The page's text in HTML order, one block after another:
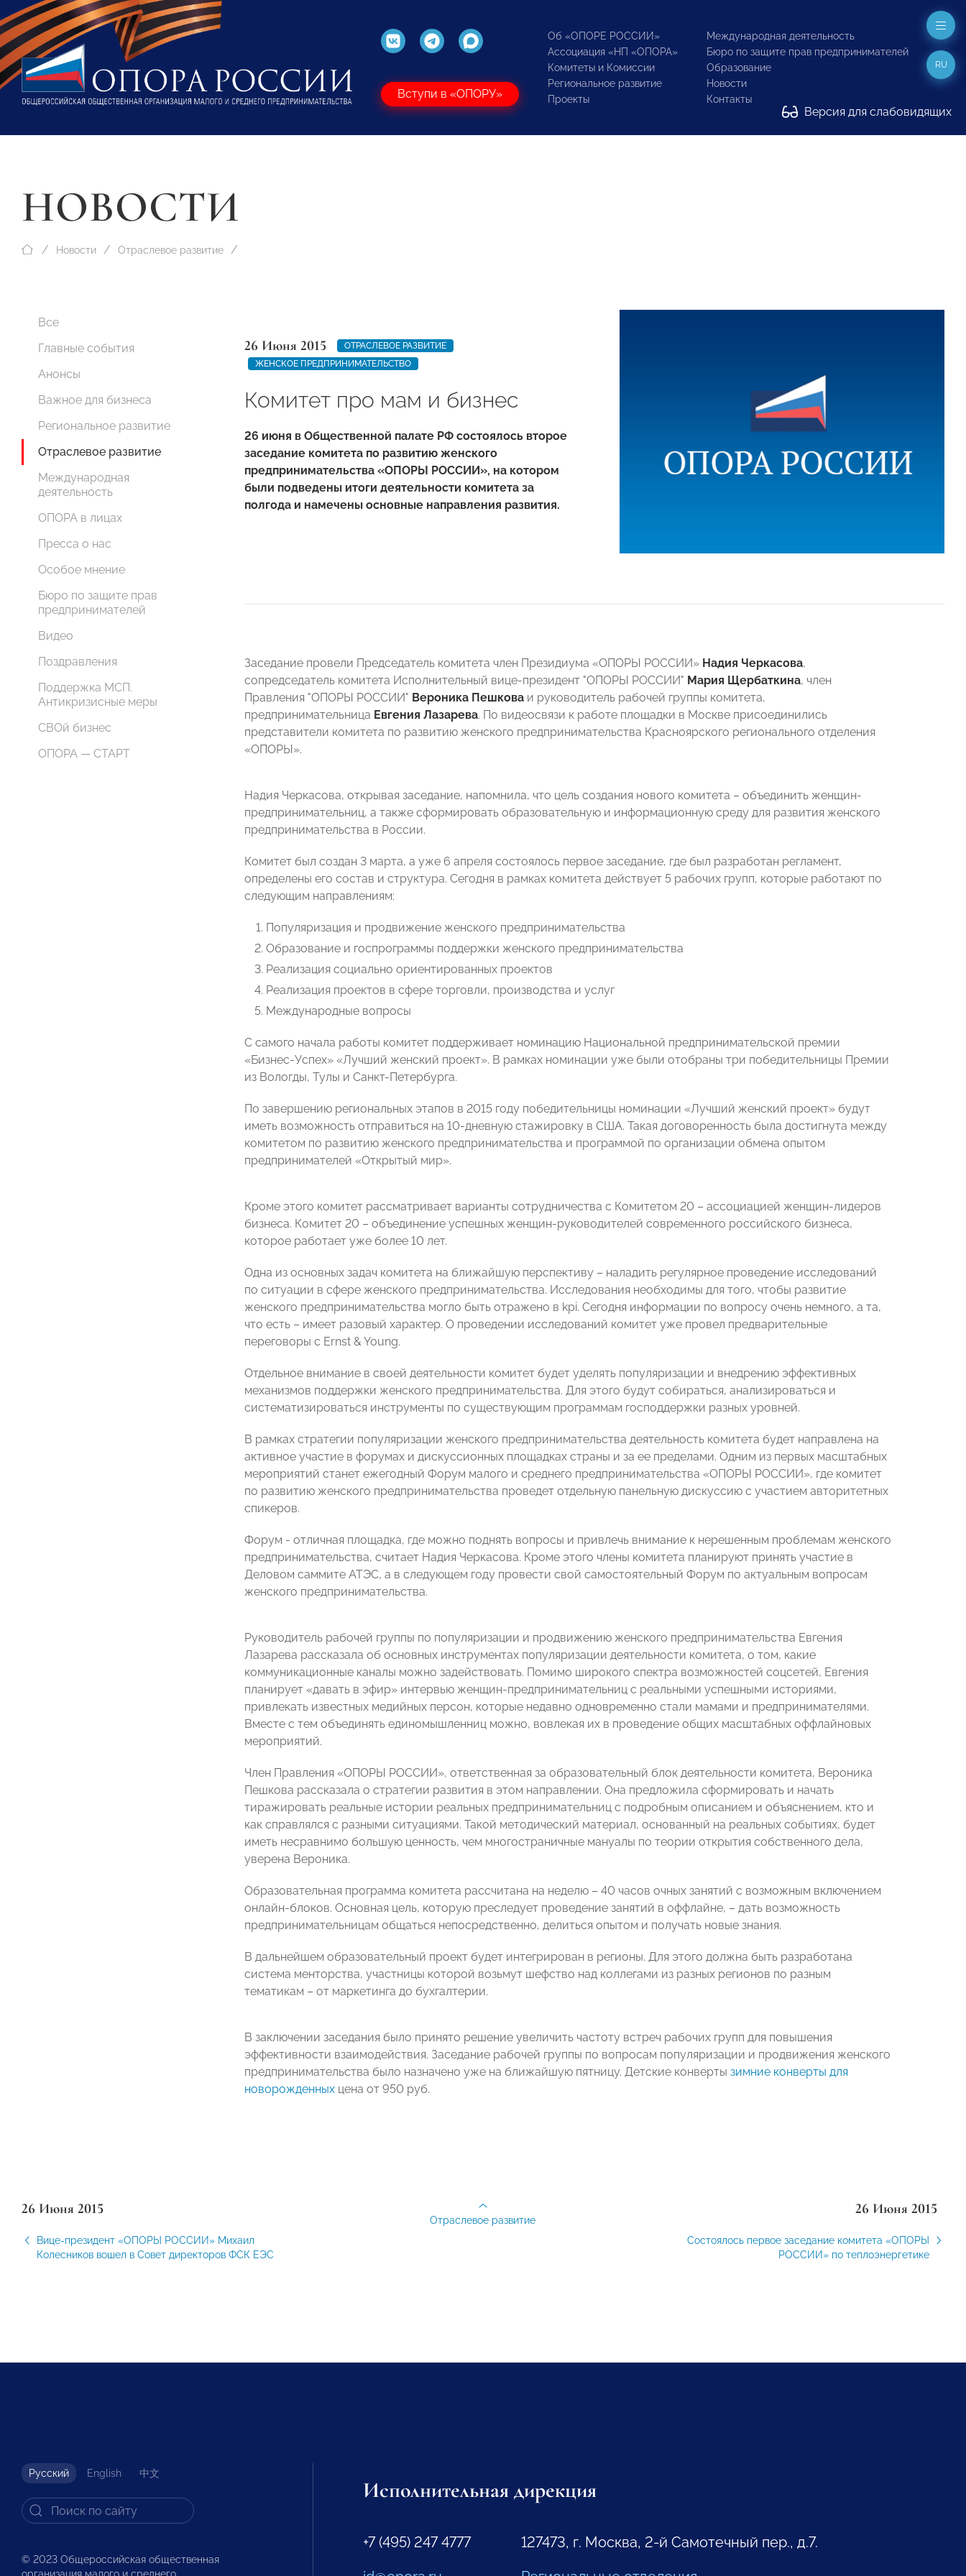
Вступи в «ОПОРУ»
Об «ОПОРЕ РОССИИ»
Ассоциация «НП «ОПОРА»
Комитеты и Комиссии
Региональное развитие
Проекты
Международная деятельность
Бюро по защите прав предпринимателей
Образование
Новости
Контакты
Версия для слабовидящих
RU
НОВОСТИ
Новости Отраслевое развитие
Все
Главные события
Анонсы
Важное для бизнеса
Региональное развитие
Отраслевое развитие
Международная
деятельность
ОПОРА в лицах
Пресса о нас
Особое мнение
Бюро по защите прав
предпринимателей
Видео
Поздравления
Поддержка МСП.
Антикризисные меры
СВОй бизнес
ОПОРА — СТАРТ
26 Июня 2015
ОТРАСЛЕВОЕ РАЗВИТИЕ
ЖЕНСКОЕ ПРЕДПРИНИМАТЕЛЬСТВО
Комитет про мам и бизнес
26 июня в Общественной палате РФ состоялось второе
заседание комитета по развитию женского
предпринимательства «ОПОРЫ РОССИИ», на котором
были подведены итоги деятельности комитета за
полгода и намечены основные направления развития.
Заседание провели Председатель комитета член Президиума «ОПОРЫ РОССИИ» Надия Черкасова,
сопредседатель комитета Исполнительный вице-президент "ОПОРЫ РОССИИ" Мария Щербаткина, член
Правления "ОПОРЫ РОССИИ" Вероника Пешкова и руководитель рабочей группы комитета,
предпринимательница Евгения Лазарева. По видеосвязи к работе площадки в Москве присоединились
представители комитета по развитию женского предпринимательства Красноярского регионального отделения
«ОПОРЫ».
Надия Черкасова, открывая заседание, напомнила, что цель создания нового комитета – объединить женщин-
предпринимательниц, а также сформировать образовательную и информационную среду для развития женского
предпринимательства в России.
Комитет был создан 3 марта, а уже 6 апреля состоялось первое заседание, где был разработан регламент,
определены его состав и структура. Сегодня в рамках комитета действует 5 рабочих групп, которые работают по
следующим направлениям:
Популяризация и продвижение женского предпринимательства
Образование и госпрограммы поддержки женского предпринимательства
Реализация социально ориентированных проектов
Реализация проектов в сфере торговли, производства и услуг
Международные вопросы
С самого начала работы комитет поддерживает номинацию Национальной предпринимательской премии
«Бизнес-Успех» «Лучший женский проект». В рамках номинации уже были отобраны три победительницы Премии
из Вологды, Тулы и Санкт-Петербурга.
По завершению региональных этапов в 2015 году победительницы номинации «Лучший женский проект» будут
иметь возможность отправиться на 10-дневную стажировку в США. Такая договоренность была достигнута между
комитетом по развитию женского предпринимательства и программой по организации обмена опытом
предпринимателей «Открытый мир».
Кроме этого комитет рассматривает варианты сотрудничества с Комитетом 20 – ассоциацией женщин-лидеров
бизнеса. Комитет 20 – объединение успешных женщин-руководителей современного российского бизнеса,
которое работает уже более 10 лет.
Одна из основных задач комитета на ближайшую перспективу – наладить регулярное проведение исследований
по ситуации в сфере женского предпринимательства. Исследования необходимы для того, чтобы развитие
женского предпринимательства могло быть отражено в kpi. Сегодня информации по вопросу очень немного, а та,
что есть – имеет разовый характер. О проведении исследований комитет уже провел предварительные
переговоры с Ernst & Young.
Отдельное внимание в своей деятельности комитет будет уделять популяризации и внедрению эффективных
механизмов поддержки женского предпринимательства. Для этого будут собираться, анализироваться и
систематизироваться инструменты по существующим программам господдержки разных уровней.
В рамках стратегии популяризации женского предпринимательства деятельность комитета будет направлена на
активное участие в форумах и дискуссионных площадках страны и за ее пределами. Одним из первых масштабных
мероприятий станет ежегодный Форум малого и среднего предпринимательства «ОПОРЫ РОССИИ», где комитет
по развитию женского предпринимательства проведет отдельную панельную дискуссию с участием авторитетных
спикеров.
Форум - отличная площадка, где можно поднять вопросы и привлечь внимание к нерешенным проблемам женского
предпринимательства, считает Надия Черкасова. Кроме этого члены комитета планируют принять участие в
Деловом саммите АТЭС, а в следующем году провести свой самостоятельный Форум по актуальным вопросам
женского предпринимательства.
Руководитель рабочей группы по популяризации и продвижению женского предпринимательства Евгения
Лазарева рассказала об основных инструментах популяризации деятельности комитета, о том, какие
коммуникационные каналы можно задействовать. Помимо широкого спектра возможностей соцсетей, Евгения
планирует «давать в эфир» интервью женщин-предпринимательниц с реальными успешными историями,
привлекать известных медийных персон, которые недавно одновременно стали мамами и предпринимателями.
Вместе с тем объединять единомышленниц можно, вовлекая их в проведение общих масштабных оффлайновых
мероприятий.
Член Правления «ОПОРЫ РОССИИ», ответственная за образовательный блок деятельности комитета, Вероника
Пешкова рассказала о стратегии развития в этом направлении. Она предложила сформировать и начать
тиражировать реальные истории реальных предпринимательниц с подробным описанием и объяснением, кто и
как справлялся с разными ситуациями. Такой методический материал, основанный на реальных событиях, будет
иметь несравнимо большую ценность, чем многостраничные мануалы по теории открытия собственного дела,
уверена Вероника.
Образовательная программа комитета рассчитана на неделю – 40 часов очных занятий с возможным включением
онлайн-блоков. Основная цель, которую преследует проведение занятий в оффлайне, – дать возможность
предпринимательницам общаться непосредственно, делиться опытом и получать новые знания.
В дальнейшем образовательный проект будет интегрирован в регионы. Для этого должна быть разработана
система менторства, участницы которой возьмут шефство над коллегами из разных регионов по разным
тематикам – от маркетинга до бухгалтерии.
В заключении заседания было принято решение увеличить частоту встреч рабочих групп для повышения
эффективности взаимодействия. Заседание рабочей группы по вопросам популяризации и продвижения женского
предпринимательства было назначено уже на ближайшую пятницу. Детские конверты зимние конверты для
новорожденных цена от 950 руб.
26 Июня 2015
Вице-президент «ОПОРЫ РОССИИ» Михаил
Колесников вошел в Совет директоров ФСК ЕЭС
26 Июня 2015
Cостоялось первое заседание комитета «ОПОРЫ
РОССИИ» по теплоэнергетике
Отраслевое развитие
Русский English 中文
© 2023 Общероссийская общественная
Исполнительная дирекция
+7 (495) 247 4777
127473, г. Москва, 2-й Самотечный пер., д.7.